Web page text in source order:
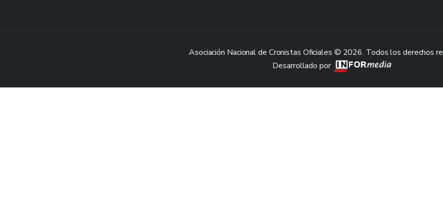
Asociación Nacional de Cronistas Oficiales © 2026. Todos los derechos
Desarrollado por